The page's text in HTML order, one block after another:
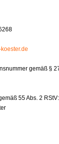
gemäß §
55 Abs. 2 RStV: